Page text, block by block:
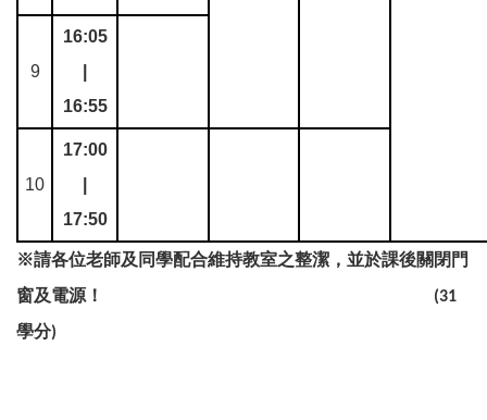
9
16:05
16:55
10
17:00
17:50
※請各位老師及同學配合維持教室之整潔，並於課後關閉門
窗及電源！ (31
學分)